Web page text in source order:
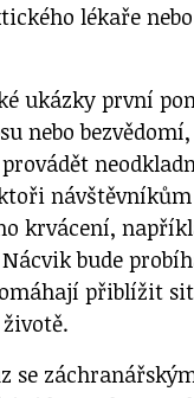
lékaře
ukázky první
nebo
krvácení,
bude
přiblížit
se